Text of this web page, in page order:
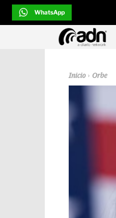
WhatsApp
Inicio Orbe